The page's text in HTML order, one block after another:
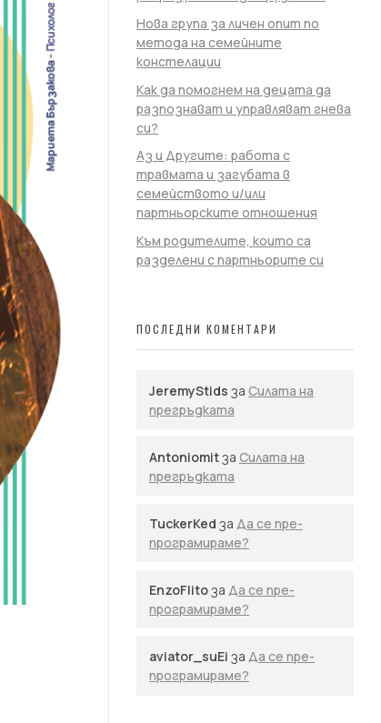
Нова група за личен опит по
метода на семейните
констелации
Как да помогнем на децата да
разпознават и управляват гнева
си?
Аз и Другите: работа с
травмата и загубата в
семейството и/или
партньорските отношения
Към родителите, които са
разделени с партньорите си
ПОСЛЕДНИ КОМЕНТАРИ
JeremyStids за Силата на
прегръдката
Antoniomitза Силата на
прегръдката
TuckerKed за Да се пре-
програмираме?
EnzoFlitoза Да се пре-
програмираме?
aviator_suEi за Да се пре-
програмираме?